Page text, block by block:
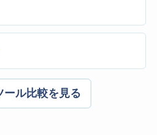
ール比較を見る